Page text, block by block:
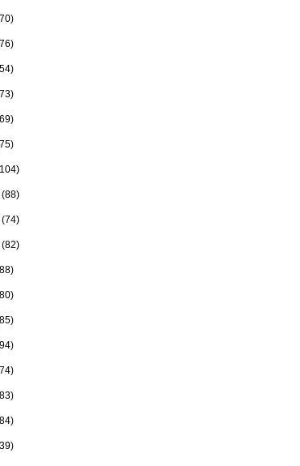
(88)
(74)
(82)